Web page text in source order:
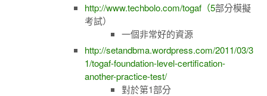
http://www.techbolo.com/togaf（5部分模擬
考試）
一個非常好的資源
http://setandbma.wordpress.com/2011/03/3
1/togaf-foundation-level-certification-
another-practice-test/
對於第1部分